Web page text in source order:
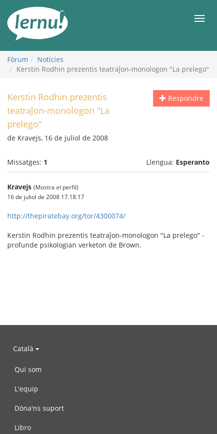
contingut
Fòrum
Notícies
Kerstin Rodhin prezentis teatraĵon-monologon "La prelego"
Respondre
Kerstin Rodhin prezentis
teatraĵon-monologon "La
prelego"
de Kravejs, 16 de juliol de 2008
Missatges: 1 Llengua: Esperanto
Kravejs (Mostra el perfil)
16 de juliol de 2008 17.18.17
http://thepiratebay.org/tor/4300074/
Kerstin Rodhin prezentis teatraĵon-monologon "La prelego" -
profunde psikologian verketon de Brown.
Català
Qui som
L'equip
Dóna'ns suport
Libro